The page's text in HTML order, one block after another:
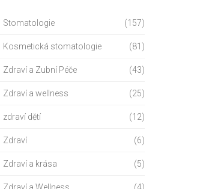
Stomatologie (157)
Kosmetická stomatologie (81)
Zdraví a Zubní Péče (43)
Zdraví a wellness (25)
zdraví dětí (12)
Zdraví (6)
Zdraví a krása (5)